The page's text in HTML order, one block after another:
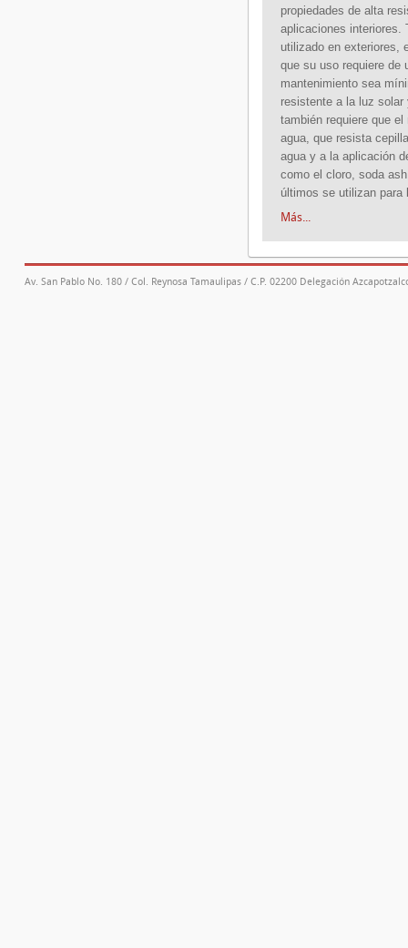
propiedades de alta
aplicaciones interiores.
utilizado en exteriores,
que su uso requiere de
mantenimiento sea
resistente a la luz
también requiere que
agua, que resista
agua y a la aplicación
como el cloro, soda
últimos se utilizan para
Más...
Av. San Pablo No. 180 / Col. Reynosa Tamaulipas / C.P. 02200 Delegación